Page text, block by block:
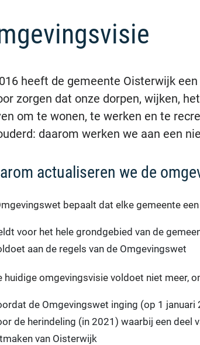
heeft de gemeente Oisterwijk een
zorgen dat onze dorpen, wijken,
om te wonen, te werken en te
daarom werken we aan een
actualiseren we de
bepaalt dat elke gemeente
voor het hele grondgebied van de
aan de regels van de Omgevingswet
huidige omgevingsvisie voldoet niet meer,
de Omgevingswet inging (op 1 januari
de herindeling (in 2021) waarbij een deel
van Oisterwijk